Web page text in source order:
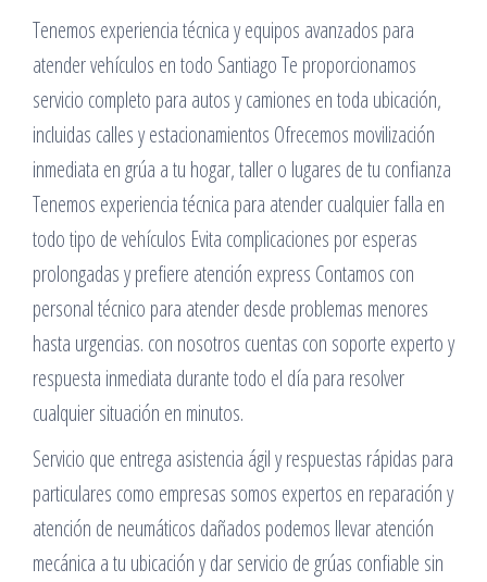
Tenemos experiencia técnica y equipos avanzados para
atender vehículos en todo Santiago Te proporcionamos
servicio completo para autos y camiones en toda ubicación,
incluidas calles y estacionamientos Ofrecemos movilización
inmediata en grúa a tu hogar, taller o lugares de tu confianza
Tenemos experiencia técnica para atender cualquier falla en
todo tipo de vehículos Evita complicaciones por esperas
prolongadas y prefiere atención express Contamos con
personal técnico para atender desde problemas menores
hasta urgencias. con nosotros cuentas con soporte experto y
respuesta inmediata durante todo el día para resolver
cualquier situación en minutos.
Servicio que entrega asistencia ágil y respuestas rápidas para
particulares como empresas somos expertos en reparación y
atención de neumáticos dañados podemos llevar atención
mecánica a tu ubicación y dar servicio de grúas confiable sin